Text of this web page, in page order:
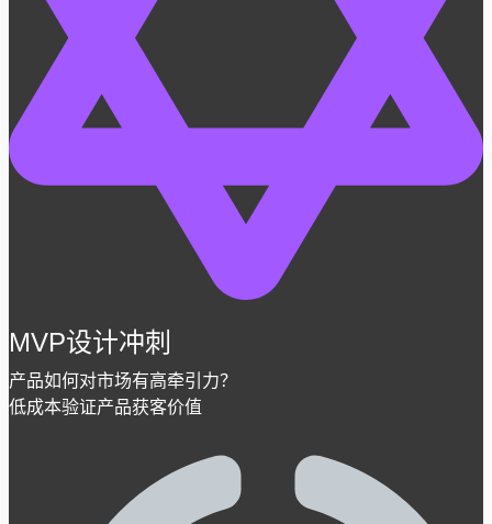
MVP设计冲刺
产品如何对市场有高牵引力？
低成本验证产品获客价值